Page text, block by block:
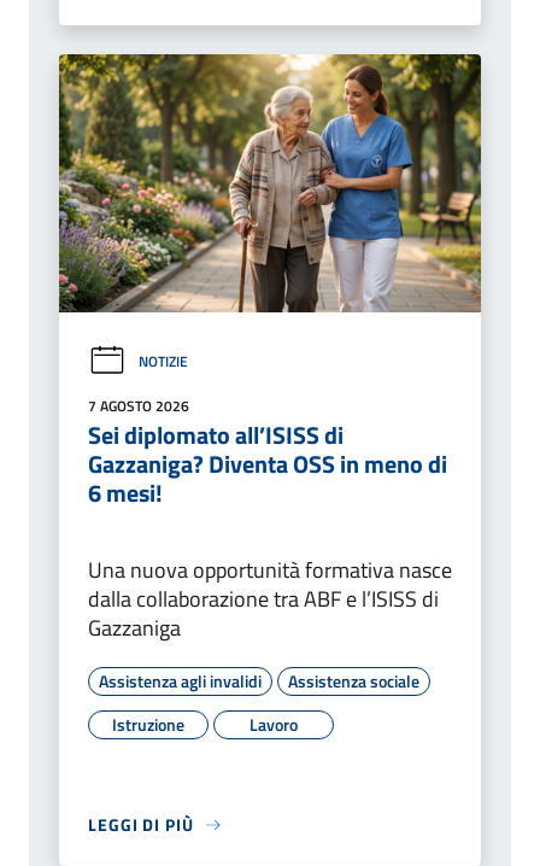
NOTIZIE
7 AGOSTO 2026
Sei diplomato all’ISISS di
Gazzaniga? Diventa OSS in meno di
6 mesi!
Una nuova opportunità formativa nasce
dalla collaborazione tra ABF e l’ISISS di
Gazzaniga
Assistenza agli invalidi
Assistenza sociale
Istruzione
Lavoro
LEGGI DI PIÙ